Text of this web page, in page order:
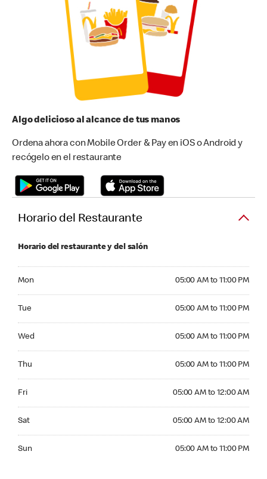
Algo delicioso al alcance de tus manos
Ordena ahora con Mobile Order & Pay en iOS o Android y
recógelo en el restaurante
Horario del Restaurante
Horario del restaurante y del salón
Mon 05:00 AM to 11:00 PM
Tue 05:00 AM to 11:00 PM
Wed 05:00 AM to 11:00 PM
Thu 05:00 AM to 11:00 PM
Fri 05:00 AM to 12:00 AM
Sat 05:00 AM to 12:00 AM
Sun 05:00 AM to 11:00 PM